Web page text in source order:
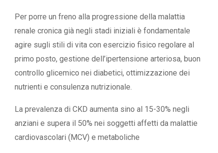
Per porre un freno alla progressione della malattia
renale cronica già negli stadi iniziali è fondamentale
agire sugli stili di vita con esercizio fisico regolare al
primo posto, gestione dell’ipertensione arteriosa, buon
controllo glicemico nei diabetici, ottimizzazione dei
nutrienti e consulenza nutrizionale.
La prevalenza di CKD aumenta sino al 15-30% negli
anziani e supera il 50% nei soggetti affetti da malattie
cardiovascolari (MCV) e metaboliche